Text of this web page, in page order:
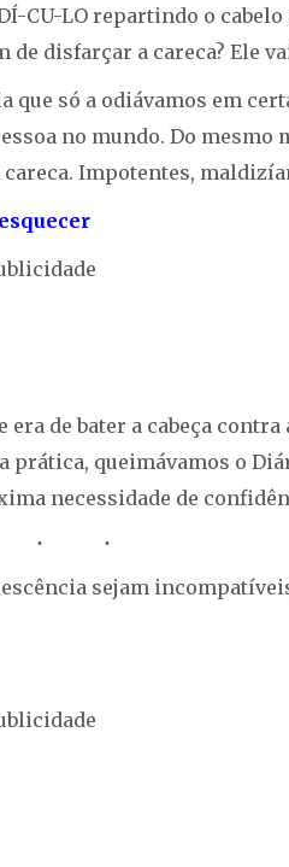
CU-LO repartindo o
disfarçar a careca? Ele
que só a odiávamos em
no mundo. Do mesmo
Impotentes,
de bater a cabeça contra
prática, queimávamos o
necessidade de
sejam